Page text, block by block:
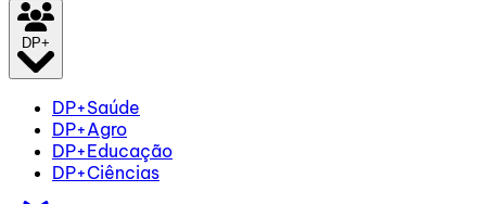
DP+
DP+Saúde
DP+Agro
DP+Educação
DP+Ciências